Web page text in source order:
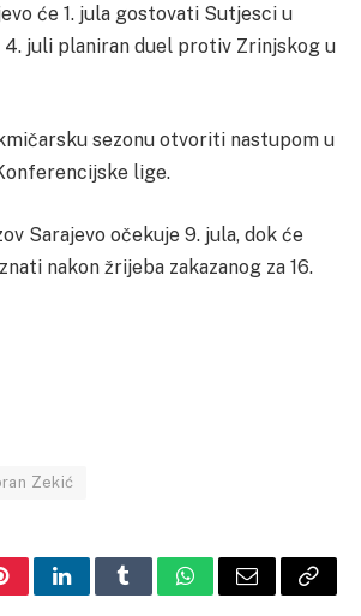
će 1. jula gostovati Sutjesci u
4. juli planiran duel protiv Zrinjskog u
sezonu otvoriti nastupom u
lige.
Sarajevo očekuje 9. jula, dok će
nakon žrijeba zakazanog za 16.
Zekić
LinkedInTumblrWhatsApp
Email Copy